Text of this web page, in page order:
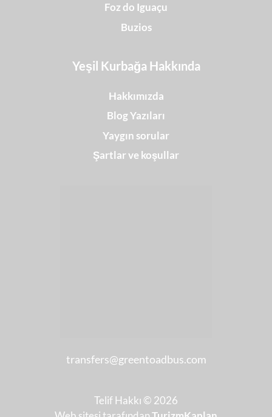
Foz do Iguaçu
Buzios
Yeşil Kurbağa Hakkında
Hakkımızda
Blog Yazıları
Yaygın sorular
Şartlar ve koşullar
transfers@greentoadbus.com
Telif Hakkı © 2026